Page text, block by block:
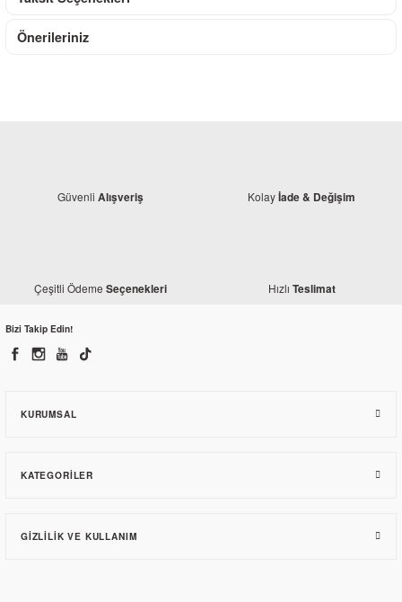
Önerileriniz
Güvenli Alışveriş Kolayİade & Değişim
Çeşitli Ödeme Seçenekleri Hızlı Teslimat
Bizi Takip Edin!
KURUMSAL
KATEGORILER
GIZLILIK VE KULLANIM